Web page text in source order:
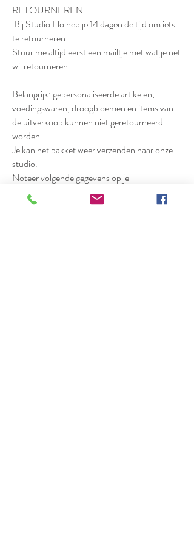
RETOURNEREN
Bij Studio Flo heb je 14 dagen de tijd om iets
te retourneren.
Stuur me altijd eerst een mailtje met wat je net
wil retourneren.
Belangrijk: gepersonaliseerde artikelen,
voedingswaren, droogbloemen en items van
de uitverkoop kunnen niet geretourneerd
worden.
Je kan het pakket weer verzenden naar onze
studio.
Noteer volgende gegevens op je
verzendetiket: Jessy Geens – Studio Flo, G.
Vandenheuvelstraat 112, 2230 Ramsel